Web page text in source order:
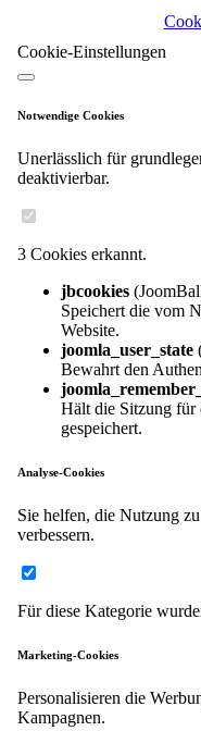
Cookie-Einstellungen
Notwendige Cookies
Unerlässlich für
deaktivierbar.
3 Cookies erkannt.
jbcookies
Speichert die vom
Website.
joomla_user_state
Bewahrt den
Hält die Sitzung für
gespeichert.
Analyse-Cookies
Sie helfen, die Nutzung
verbessern.
Für diese Kategorie
Marketing-Cookies
Personalisieren die
Kampagnen.